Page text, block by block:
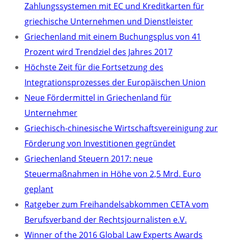
Zahlungssystemen mit EC und Kreditkarten für
griechische Unternehmen und Dienstleister
Griechenland mit einem Buchungsplus von 41
Prozent wird Trendziel des Jahres 2017
Höchste Zeit für die Fortsetzung des
Integrationsprozesses der Europäischen Union
Neue Fördermittel in Griechenland für
Unternehmer
Griechisch-chinesische Wirtschaftsvereinigung zur
Förderung von Investitionen gegründet
Griechenland Steuern 2017: neue
Steuermaßnahmen in Höhe von 2,5 Mrd. Euro
geplant
Ratgeber zum Freihandelsabkommen CETA vom
Berufsverband der Rechtsjournalisten e.V.
Winner of the 2016 Global Law Experts Awards